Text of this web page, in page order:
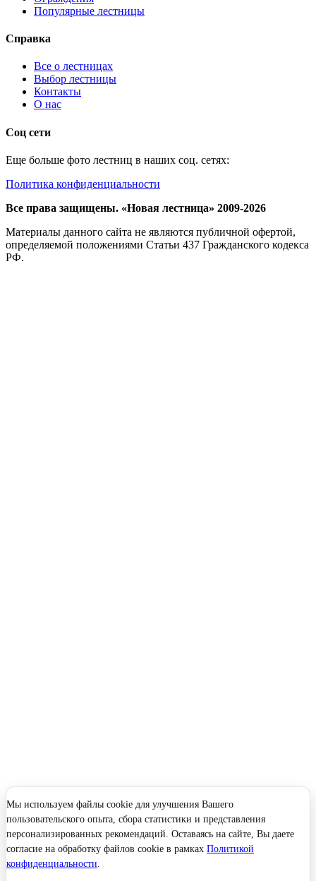
Популярные лестницы
Справка
Все о лестницах
Выбор лестницы
Контакты
О нас
Соц сети
Еще больше фото лестниц в наших соц. сетях:
Политика конфиденциальности
Все права защищены. «Новая лестница» 2009-2026
Материалы данного сайта не являются публичной офертой,
определяемой положениями Статьи 437 Гражданского кодекса
РФ.
Мы используем файлы cookie для улучшения Вашего
пользовательского опыта, сбора статистики и представления
персонализированных рекомендаций. Оставаясь на сайте, Вы даете
согласие на обработку файлов cookie в рамках Политикой
конфиденциальности